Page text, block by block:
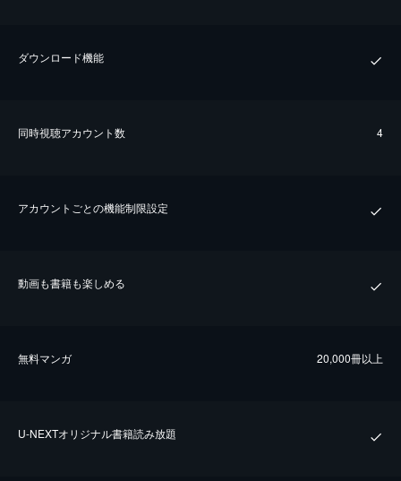
ダウンロード機能
同時視聴アカウント数 4
アカウントごとの機能制限設定
動画も書籍も楽しめる
無料マンガ 20,000冊以上
U-NEXTオリジナル書籍読み放題